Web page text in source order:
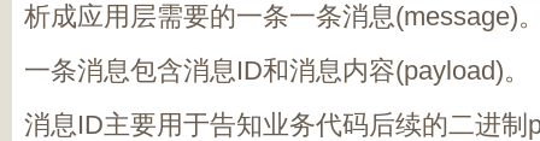
析成应用层需要的一条一条消息(message)
一条消息包含消息ID和消息内容(payload)。
消息ID主要用于告知业务代码后续的二进制